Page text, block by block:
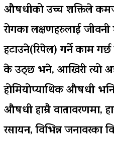
औषधीको उच्च शक्तिले
रोगका लक्षणहरुलाई
हटाउने(रिपेल) गर्ने काम गर्छ
के उठ्छ भने, आखिरी त्यो
होमियोप्याथिक औषधी
औषधी हाम्रै वातावरणमा,
रसायन, विभिन्न जनावरका